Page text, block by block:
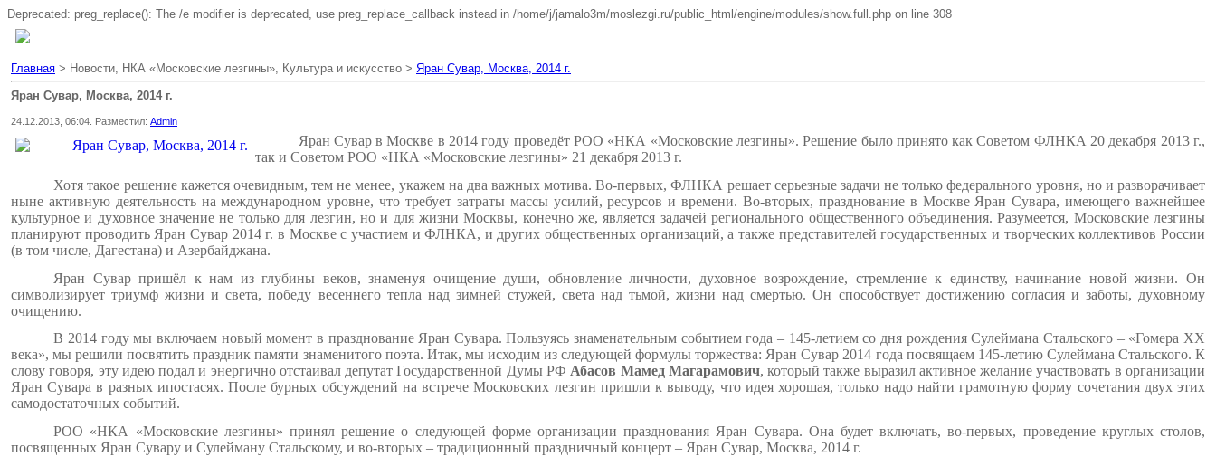
Deprecated: preg_replace(): The /e modifier is deprecated, use preg_replace_callback instead in /home/j/jamalo3m/moslezgi.ru/public_html/engine/modules/show.full.php on line 308
Главная > Новости, НКА «Московские лезгины», Культура и искусство > Яран Сувар, Москва, 2014 г.
Яран Сувар, Москва, 2014 г.
24.12.2013, 06:04. Разместил: Admin
Яран Сувар в Москве в 2014 году проведёт РОО «НКА «Московские лезгины». Решение было принято как Советом ФЛНКА 20 декабря 2013 г.,
так и Советом РОО «НКА «Московские лезгины» 21 декабря 2013 г.
Хотя такое решение кажется очевидным, тем не менее, укажем на два важных мотива. Во-первых, ФЛНКА решает серьезные задачи не только федерального уровня, но и разворачивает
ныне активную деятельность на международном уровне, что требует затраты массы усилий, ресурсов и времени. Во-вторых, празднование в Москве Яран Сувара, имеющего важнейшее
культурное и духовное значение не только для лезгин, но и для жизни Москвы, конечно же, является задачей регионального общественного объединения. Разумеется, Московские лезгины
планируют проводить Яран Сувар 2014 г. в Москве с участием и ФЛНКА, и других общественных организаций, а также представителей государственных и творческих коллективов России
(в том числе, Дагестана) и Азербайджана.
Яран Сувар пришёл к нам из глубины веков, знаменуя очищение души, обновление личности, духовное возрождение, стремление к единству, начинание новой жизни. Он
символизирует триумф жизни и света, победу весеннего тепла над зимней стужей, света над тьмой, жизни над смертью. Он способствует достижению согласия и заботы, духовному
очищению.
В 2014 году мы включаем новый момент в празднование Яран Сувара. Пользуясь знаменательным событием года – 145-летием со дня рождения Сулеймана Стальского – «Гомера ХХ
века», мы решили посвятить праздник памяти знаменитого поэта. Итак, мы исходим из следующей формулы торжества: Яран Сувар 2014 года посвящаем 145-летию Сулеймана Стальского. К
слову говоря, эту идею подал и энергично отстаивал депутат Государственной Думы РФ Абасов Мамед Магарамович, который также выразил активное желание участвовать в организации
Яран Сувара в разных ипостасях. После бурных обсуждений на встрече Московских лезгин пришли к выводу, что идея хорошая, только надо найти грамотную форму сочетания двух этих
самодостаточных событий.
РОО «НКА «Московские лезгины» принял решение о следующей форме организации празднования Яран Сувара. Она будет включать, во-первых, проведение круглых столов,
посвященных Яран Сувару и Сулейману Стальскому, и во-вторых – традиционный праздничный концерт – Яран Сувар, Москва, 2014 г.